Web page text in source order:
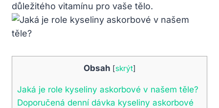
důležitého vitamínu pro vaše tělo.
Obsah [skrýt]
Jaká je role kyseliny askorbové v našem těle?
Doporučená denní dávka kyseliny askorbové